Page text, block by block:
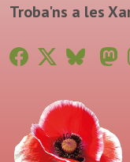
Troba'ns a les